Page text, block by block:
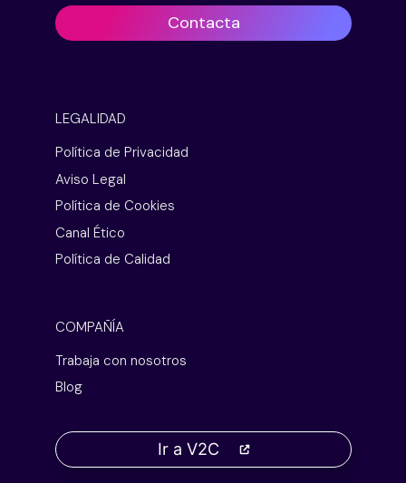
Contacta
LEGALIDAD
Política de Privacidad
Aviso Legal
Política de Cookies
Canal Ético
Política de Calidad
COMPAÑÍA
Trabaja con nosotros
Blog
Ir a V2C